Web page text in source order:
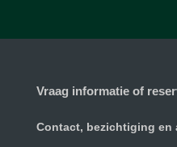
Vraag informatie of
Contact, bezichtiging en